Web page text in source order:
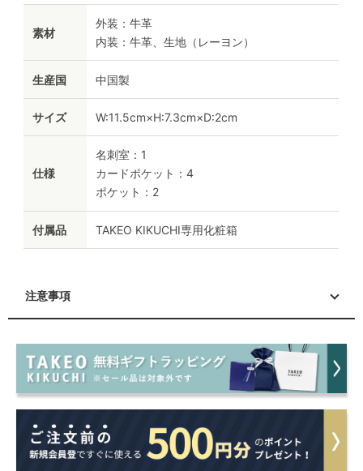
素材
外装：牛革
内装：牛革、生地（レーヨン）
生産国 中国製
サイズ W:11.5cm×H:7.3cm×D:2cm
仕様
名刺室：1
カードポケット：4
ポケット：2
付属品 TAKEO KIKUCHI専用化粧箱
注意事項